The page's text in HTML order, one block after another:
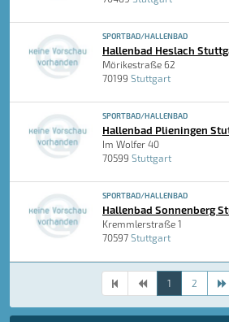
SPORTBAD/HALLENBAD
Hallenbad Heslach
Mörikestraße 62
70199 Stuttgart
SPORTBAD/HALLENBAD
Hallenbad Plieningen
Im Wolfer 40
70599 Stuttgart
SPORTBAD/HALLENBAD
Hallenbad Sonnenberg
Kremmlerstraße 1
70597 Stuttgart
1 2